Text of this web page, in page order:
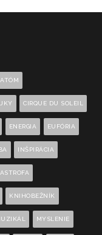
ATÓM
CIRQUE DU SOLEIL
ENERGIA EUFÓRIA
INŠPIRÁCIA
KNIHOBEŽNÍK
MYSLENIE